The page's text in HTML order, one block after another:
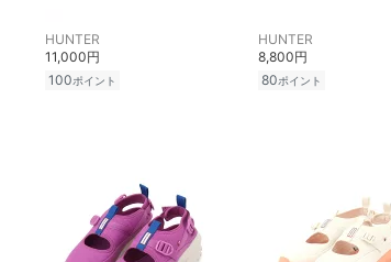
HUNTER
11,000円
100ポイント
HUNTER
8,800円
80ポイント